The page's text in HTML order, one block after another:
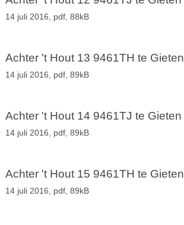
14 juli 2016, pdf, 88kB
Achter 't Hout 13 9461TH te Gieten
14 juli 2016, pdf, 89kB
Achter 't Hout 14 9461TJ te Gieten
14 juli 2016, pdf, 89kB
Achter 't Hout 15 9461TH te Gieten
14 juli 2016, pdf, 89kB